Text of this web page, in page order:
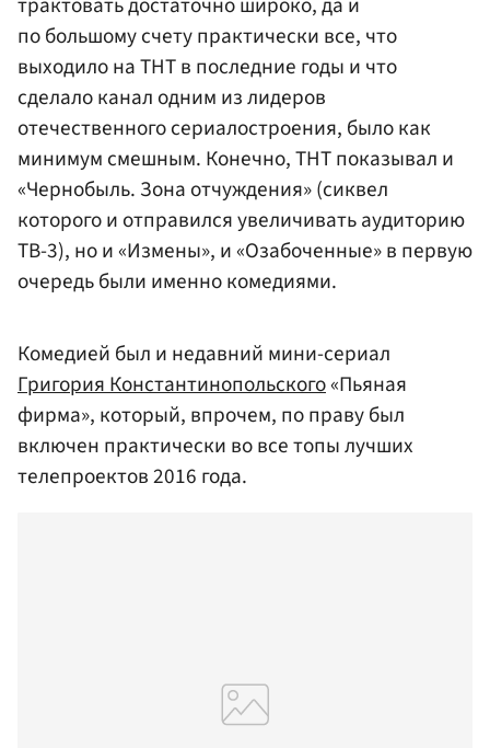
по большому счету практически все, что
выходило на ТНТ в последние годы и что
сделало канал одним из лидеров
отечественного сериалостроения, было как
минимум смешным. Конечно, ТНТ показывал и
«Чернобыль. Зона отчуждения» (сиквел
которого и отправился увеличивать аудиторию
ТВ-3), но и «Измены», и «Озабоченные» в первую
очередь были именно комедиями.
Комедией был и недавний мини-сериал
Григория Константинопольского«Пьяная
фирма», который, впрочем, по праву был
включен практически во все топы лучших
телепроектов 2016 года.